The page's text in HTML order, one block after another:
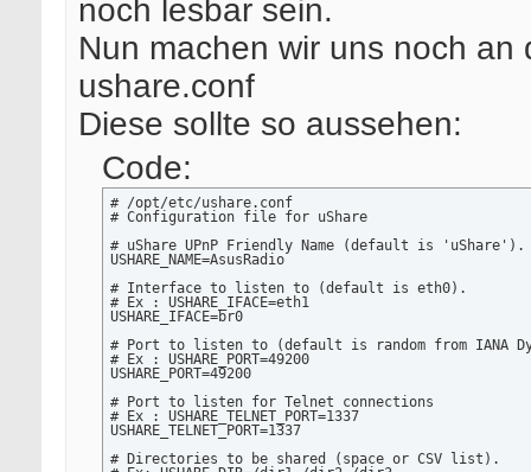
noch lesbar sein.
Nun machen wir uns noch an
ushare.conf
Diese sollte so aussehen:
Code:
# /opt/etc/ushare.conf
# Configuration file for uShare
# uShare UPnP Friendly Name (default is 'uShare').
USHARE_NAME=AsusRadio
# Interface to listen to (default is eth0).
# Ex : USHARE_IFACE=eth1
USHARE_IFACE=br0
# Port to listen to (default is random from IANA
# Ex : USHARE_PORT=49200
USHARE_PORT=49200
# Port to listen for Telnet connections
# Ex : USHARE_TELNET_PORT=1337
USHARE_TELNET_PORT=1337
# Directories to be shared (space or CSV list).